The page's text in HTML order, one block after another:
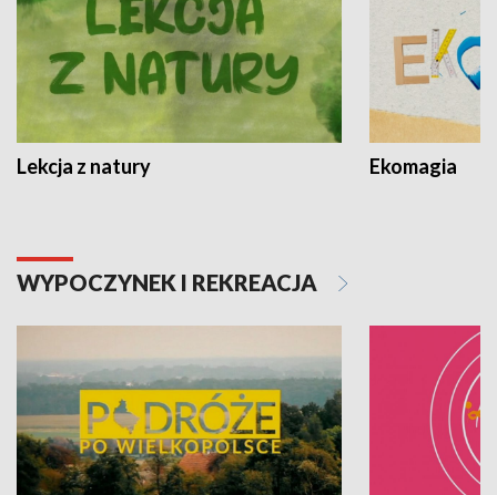
Lekcja z natury Ekomagia
WYPOCZYNEK I REKREACJA